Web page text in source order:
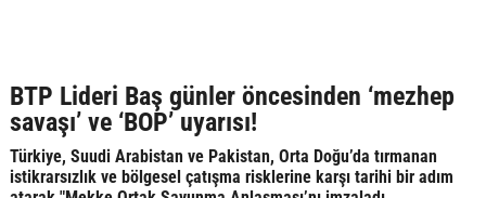
BTP Lideri Baş günler öncesinden ‘mezhep
savaşı’ ve ‘BOP’ uyarısı!
Türkiye, Suudi Arabistan ve Pakistan, Orta Doğu’da tırmanan
istikrarsızlık ve bölgesel çatışma risklerine karşı tarihi bir adım